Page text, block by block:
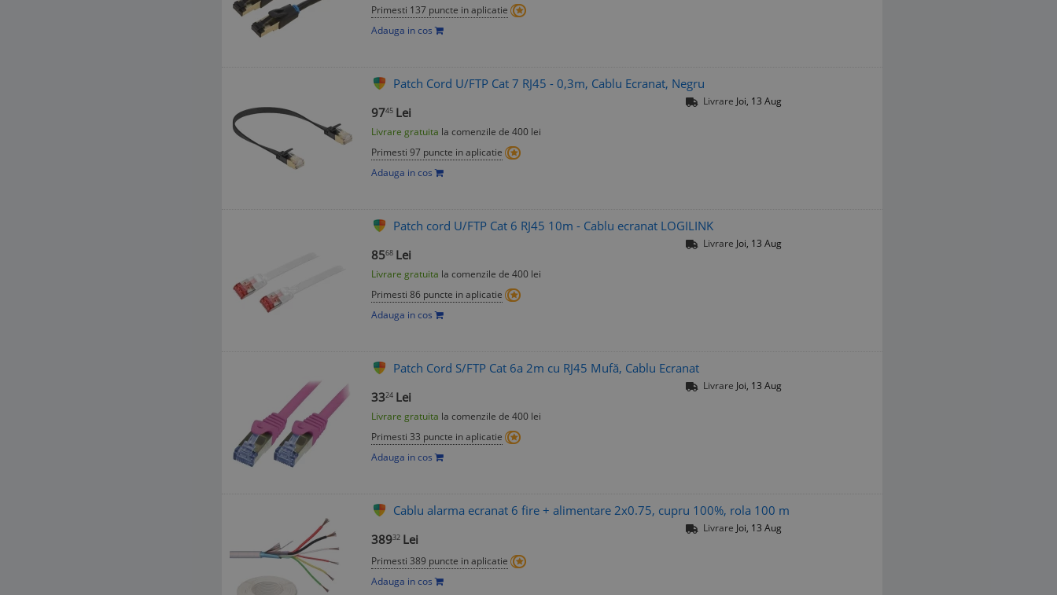
Primesti 137 puncte in aplicatie
Adauga in cos
Patch Cord U/FTP Cat 7 RJ45 - 0,3m, Cablu Ecranat, Negru
9745 Lei
Livrare gratuita la comenzile de 400 lei
Primesti 97 puncte in aplicatie
Adauga in cos
Livrare Joi, 13 Aug
Patch cord U/FTP Cat 6 RJ45 10m - Cablu ecranat LOGILINK
8568 Lei
Livrare gratuita la comenzile de 400 lei
Primesti 86 puncte in aplicatie
Adauga in cos
Livrare Joi, 13 Aug
Patch Cord S/FTP Cat 6a 2m cu RJ45 Mufă, Cablu Ecranat
3324 Lei
Livrare gratuita la comenzile de 400 lei
Primesti 33 puncte in aplicatie
Adauga in cos
Livrare Joi, 13 Aug
Cablu alarma ecranat 6 fire + alimentare 2x0.75, cupru 100%, rola 100 m
38932 Lei
Primesti 389 puncte in aplicatie
Adauga in cos
Livrare Joi, 13 Aug